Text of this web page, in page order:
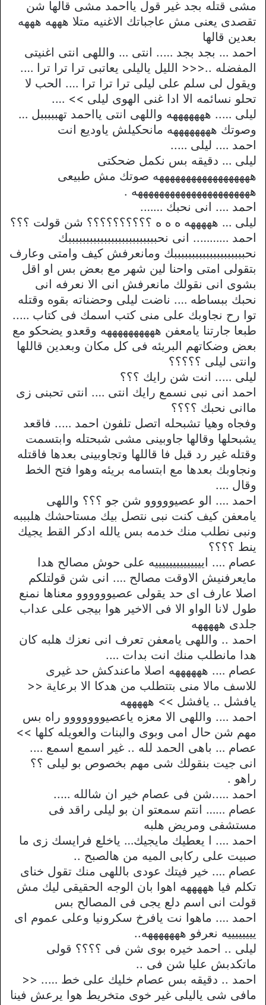
مشى قتله بجد غير قول يااحمد مشى قالها شن
تقصدى يعنى مش عاجباتك الاغنيه متلا هههه هههه
بعدين قالها
احمد … بجد بجد ….. انتى … واللهى انتى اغنيتى
المفضله ..<<< الليل ياليلى يعاتبى ترا ترا ترا ….
ويقول لى سلم على ليلى ترا ترا ترا …. الحب لا
تحلو نسائمه الا ادا غنى الهوى ليلى >> ….
ليلى ….. هههههههه واللهى انتى يااحمد تهبببببل …
وصوتك ههههههههه مانحكيلش ياوديع انت
احمد …. ليلى …..
ليلى … دقيقه بس نكمل ضحكتى
ههههههههههههههههههه صوتك مش طبيعى
ههههههههههههههههههههههه .
احمد …. انى نحبك …….
ليلى … هههههه ه ه ه ؟؟؟؟؟؟؟؟؟؟ شن قولت ؟؟؟
احمد ……….. انى نحبببببببببببببببببببببببببك
نحببببببببببببببببببببك ومانعرفش كيف وامتى وعارف
بتقولى امتى واحنا لين شهر مع بعض بس او اقل
بشوى انى نقولك مانعرفش انى الا نعرفه انى
نحبك ببساطه …. ناضت ليلى وحضناته بقوه وقتله
توا رح نجاوبك على منى كتب اسمك فى كتاب …..
طبعا جارتنا يامعفن ههههههههههه وقعدو يضحكو مع
بعض وضكاتهم البريئه فى كل مكان وبعدين قاللها
وانتى ليلى ؟؟؟؟؟
ليلى ….. انت شن رايك ؟؟؟
احمد انى نبى نسمع رايك انتى …. انتى تحبنى زى
ماانى نحبك ؟؟؟؟
وفجاه وهيا تشبحله اتصل تلفون احمد ….. فاقعد
يشبحلها وقالها جاوبينى مشى شبحتله وابتسمت
وقتله غير رد قبل فا قاللها وتجاوبينى بعدها فاقتله
ونجاوبك بعدها مع ابتسامه بريئه وهوا فتح الخط
وقال ….
احمد …. الو عصيووووو شن جو ؟؟؟ واللهى
يامعفن كيف كنت نبى نتصل بيك مستاحشك هلبببه
ونبى نطلب منك خدمه بس يالله ادكر القط يجيك
ينط ؟؟؟؟
عصام …. اييييييييييييييه على حوش مصالح هدا
مايعرفنيش الاوقت مصالح …. انى شن قولتلكم
اصلا عارف اى حد يقولى عصيوووووو معناها نمنع
طول لانا الواو الا فى الاخير هوا بيجى على عداب
جلدى هههههه
احمد .. واللهى يامعفن تعرف انى نعزك هلبه كان
هدا مانطلب منك انت بدات ….
عصام …. ههههههه اصلا ماعندكش حد غيرى
للاسف مالا منى بتتطلب من هدكا الا برعاية <<
يافشل .. يافشل >> هههههه
احمد …. واللهى الا معزه ياعصيووووووو راه بس
مهم شن حال امى وبوى والبنات والعويله كلها >>
عصام … باهى الحمد لله .. غير اسمع اسمع ….
انى جيت بنقولك شى مهم بخصوص بو ليلى ؟؟
راهو .
احمد …..شن فى عصام خير ان شالله …..
عصام …… انتم سمعتو ان بو ليلى راقد فى
مستشفى ومريض هلبه
احمد …. ا يعطيك مايجيك… ياخلع فرايسك زى ما
صبيت على ركابى الميه من هالصبح ..
عصام …. خير فيتك عودى باللهى منك تقول خناى
تكلم فيا هههههه اهوا بان الوجه الحقيقى ليك مش
قولت انى اسم دلع يجى فى المصالح بس
احمد …. ماهوا نت يافرخ سكرونيا وعلى عموم اى
ييييييييه نعرفو هههههههه..
ليلى .. احمد خيره بوى شن فى ؟؟؟؟ قولى
ماتكدبش عليا شن فى ..
احمد .. دقيقه بس عصام خليك على خط ….. <<
مافى شى ياليلى غير خوى متخريط هوا يرعش فينا